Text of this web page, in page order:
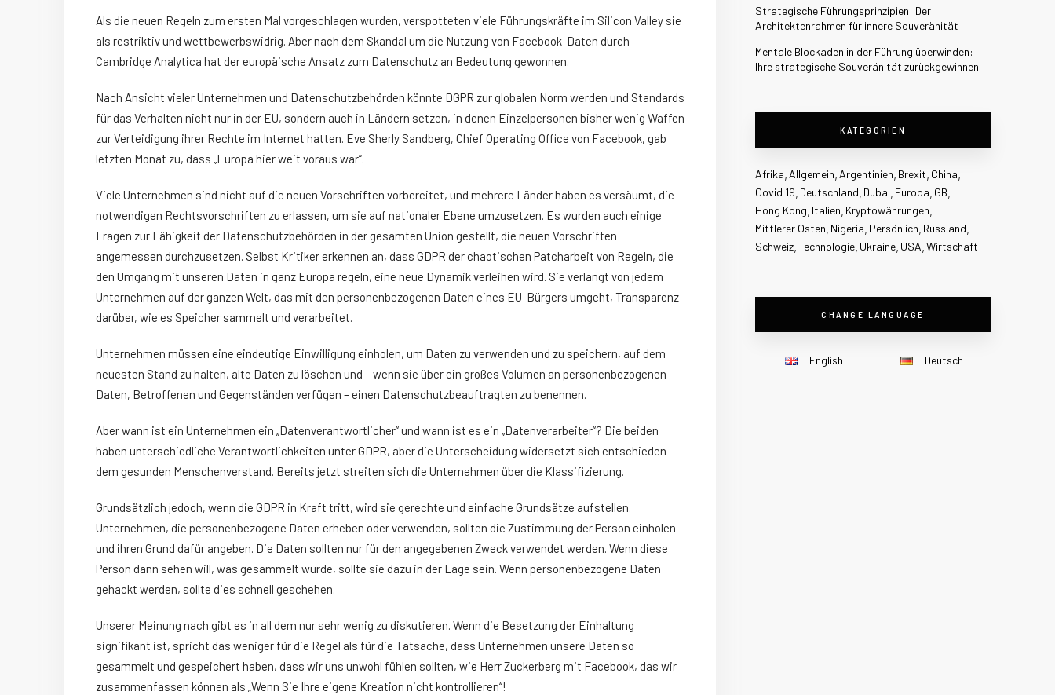
Als die neuen Regeln zum ersten Mal vorgeschlagen wurden, verspotteten viele Führungskräfte im Silicon Valley sie
als restriktiv und wettbewerbswidrig. Aber nach dem Skandal um die Nutzung von Facebook-Daten durch
Cambridge Analytica hat der europäische Ansatz zum Datenschutz an Bedeutung gewonnen.
Nach Ansicht vieler Unternehmen und Datenschutzbehörden könnte DGPR zur globalen Norm werden und Standards
für das Verhalten nicht nur in der EU, sondern auch in Ländern setzen, in denen Einzelpersonen bisher wenig Waffen
zur Verteidigung ihrer Rechte im Internet hatten. Eve Sherly Sandberg, Chief Operating Office von Facebook, gab
letzten Monat zu, dass „Europa hier weit voraus war“.
Viele Unternehmen sind nicht auf die neuen Vorschriften vorbereitet, und mehrere Länder haben es versäumt, die
notwendigen Rechtsvorschriften zu erlassen, um sie auf nationaler Ebene umzusetzen. Es wurden auch einige
Fragen zur Fähigkeit der Datenschutzbehörden in der gesamten Union gestellt, die neuen Vorschriften
angemessen durchzusetzen. Selbst Kritiker erkennen an, dass GDPR der chaotischen Patcharbeit von Regeln, die
den Umgang mit unseren Daten in ganz Europa regeln, eine neue Dynamik verleihen wird. Sie verlangt von jedem
Unternehmen auf der ganzen Welt, das mit den personenbezogenen Daten eines EU-Bürgers umgeht, Transparenz
darüber, wie es Speicher sammelt und verarbeitet.
Unternehmen müssen eine eindeutige Einwilligung einholen, um Daten zu verwenden und zu speichern, auf dem
neuesten Stand zu halten, alte Daten zu löschen und – wenn sie über ein großes Volumen an personenbezogenen
Daten, Betroffenen und Gegenständen verfügen – einen Datenschutzbeauftragten zu benennen.
Aber wann ist ein Unternehmen ein „Datenverantwortlicher“ und wann ist es ein „Datenverarbeiter“? Die beiden
haben unterschiedliche Verantwortlichkeiten unter GDPR, aber die Unterscheidung widersetzt sich entschieden
dem gesunden Menschenverstand. Bereits jetzt streiten sich die Unternehmen über die Klassifizierung.
Grundsätzlich jedoch, wenn die GDPR in Kraft tritt, wird sie gerechte und einfache Grundsätze aufstellen.
Unternehmen, die personenbezogene Daten erheben oder verwenden, sollten die Zustimmung der Person einholen
und ihren Grund dafür angeben. Die Daten sollten nur für den angegebenen Zweck verwendet werden. Wenn diese
Person dann sehen will, was gesammelt wurde, sollte sie dazu in der Lage sein. Wenn personenbezogene Daten
gehackt werden, sollte dies schnell geschehen.
Unserer Meinung nach gibt es in all dem nur sehr wenig zu diskutieren. Wenn die Besetzung der Einhaltung
signifikant ist, spricht das weniger für die Regel als für die Tatsache, dass Unternehmen unsere Daten so
gesammelt und gespeichert haben, dass wir uns unwohl fühlen sollten, wie Herr Zuckerberg mit Facebook, das wir
zusammenfassen können als „Wenn Sie Ihre eigene Kreation nicht kontrollieren“!
Strategische Führungsprinzipien: Der
Architektenrahmen für innere Souveränität
Mentale Blockaden in der Führung überwinden:
Ihre strategische Souveränität zurückgewinnen
KATEGORIEN
Afrika Allgemein Argentinien Brexit China
Covid 19 Deutschland Dubai Europa GB
Hong Kong Italien Kryptowährungen
Mittlerer Osten Nigeria Persönlich Russland
Schweiz Technologie Ukraine USA Wirtschaft
CHANGE LANGUAGE
English Deutsch